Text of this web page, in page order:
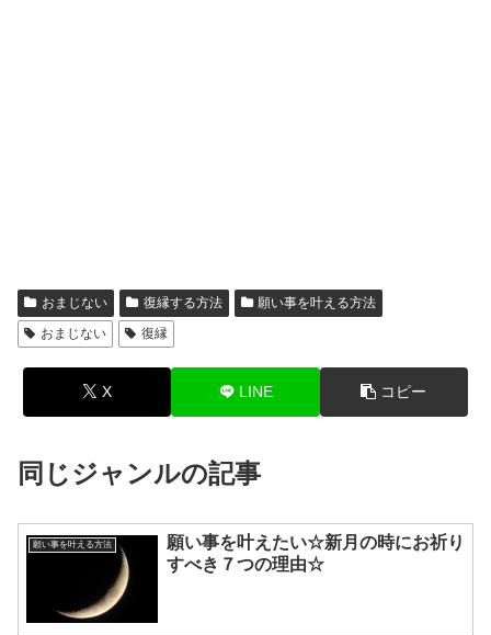
おまじない 復縁する方法
願い事を叶える方法
おまじない
復縁
X LINE コピー
同じジャンルの記事
願い事を叶える方法
願い事を叶えたい☆新月の時にお祈り
すべき７つの理由☆